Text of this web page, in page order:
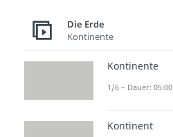
Die Erde
Kontinente
Kontinente
1/6 – Dauer: 05:00
Kontinent